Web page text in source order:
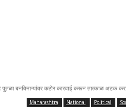
पुतळा बनविनाऱ्यांवर कठोर कारवाई करून तात्काळ अटक
Maharashtra National Political